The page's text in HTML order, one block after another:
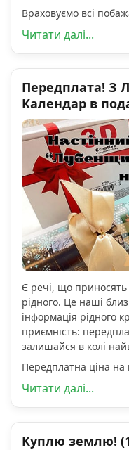
Враховуємо всі
Читати далі...
Передплата! З
Календар в
Є речі, що приносять
рідного. Це наші
інформація рідного
приємність:
залишайся в колі
Передплатна ціна на
Читати далі...
Куплю землю!